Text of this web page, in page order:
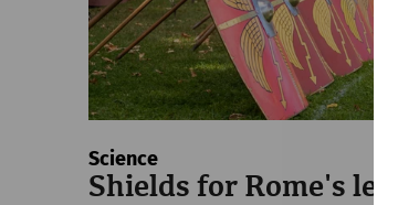
Science
Shields for Rome's